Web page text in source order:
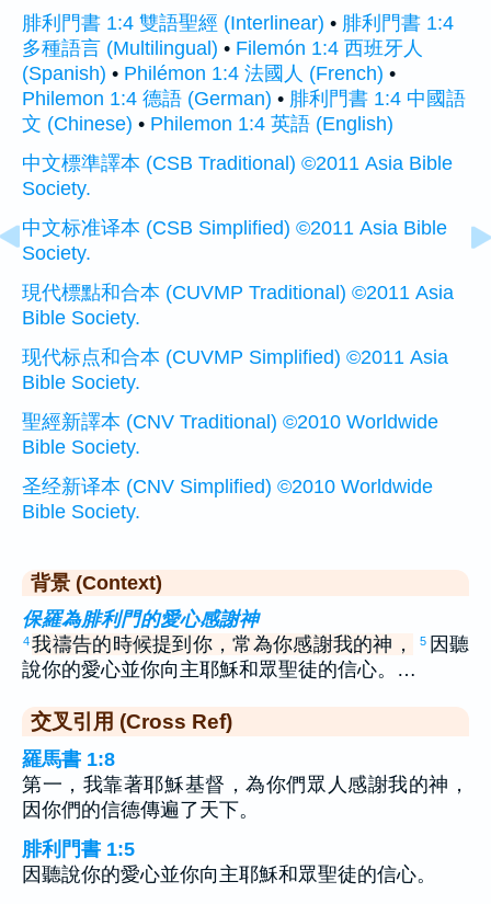
腓利門書 1:4 雙語聖經 (Interlinear) • 腓利門書 1:4
多種語言 (Multilingual) • Filemón 1:4 西班牙人
(Spanish) • Philémon 1:4 法國人 (French) •
Philemon 1:4 德語 (German) • 腓利門書 1:4 中國語
文 (Chinese) • Philemon 1:4 英語 (English)
中文標準譯本 (CSB Traditional) ©2011 Asia Bible
Society.
中文标准译本 (CSB Simplified) ©2011 Asia Bible
Society.
現代標點和合本 (CUVMP Traditional) ©2011 Asia
Bible Society.
现代标点和合本 (CUVMP Simplified) ©2011 Asia
Bible Society.
聖經新譯本 (CNV Traditional) ©2010 Worldwide
Bible Society.
圣经新译本 (CNV Simplified) ©2010 Worldwide
Bible Society.
背景 (Context)
保羅為腓利門的愛心感謝神
4我禱告的時候提到你，常為你感謝我的神， 5 因聽
說你的愛心並你向主耶穌和眾聖徒的信心。…
交叉引用 (Cross Ref)
羅馬書 1:8
第一，我靠著耶穌基督，為你們眾人感謝我的神，
因你們的信德傳遍了天下。
腓利門書 1:5
因聽說你的愛心並你向主耶穌和眾聖徒的信心。